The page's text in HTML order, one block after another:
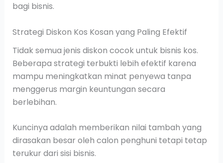
bagi bisnis.
Strategi Diskon Kos Kosan yang Paling Efektif
Tidak semua jenis diskon cocok untuk bisnis kos.
Beberapa strategi terbukti lebih efektif karena
mampu meningkatkan minat penyewa tanpa
menggerus margin keuntungan secara
berlebihan.
Kuncinya adalah memberikan nilai tambah yang
dirasakan besar oleh calon penghuni tetapi tetap
terukur dari sisi bisnis.